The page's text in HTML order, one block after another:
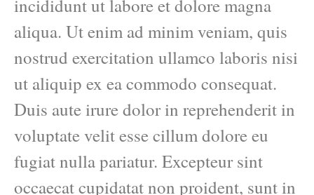
incididunt ut labore et dolore magna
aliqua. Ut enim ad minim veniam, quis
nostrud exercitation ullamco laboris nisi
ut aliquip ex ea commodo consequat.
Duis aute irure dolor in reprehenderit in
voluptate velit esse cillum dolore eu
fugiat nulla pariatur. Excepteur sint
occaecat cupidatat non proident, sunt in